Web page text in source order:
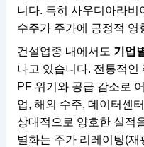
니다. 특히 사우디아라비
수주가 주가에 긍정적 영
건설업종 내에서도 기업
나고 있습니다. 전통적인
PF 위기와 공급 감소로
업, 해외 수주, 데이터센
상대적으로 양호한 실적
별화는 주가 리레이팅(